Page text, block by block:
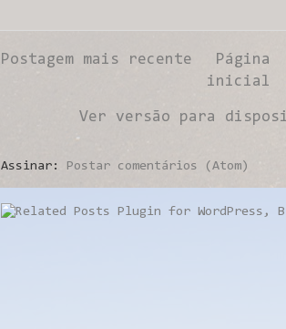
Postagem mais recente
Página
inicial
Ver versão para
Assinar: Postar comentários (Atom)